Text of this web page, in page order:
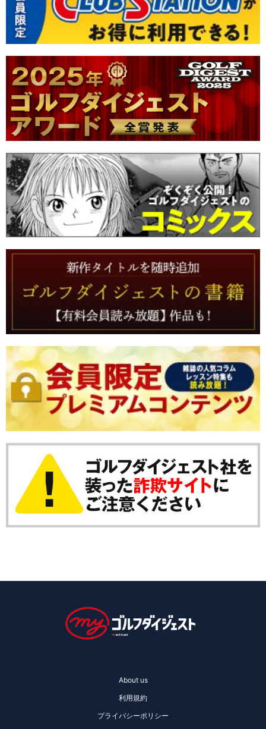
About us
利用規約
プライバシーポリシー